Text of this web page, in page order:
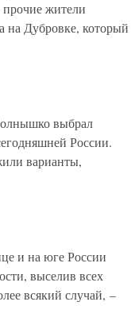
жители
на Дубровке, который
выбрал
России.
варианты,
и на юге России
выселив всех
всякий случай, –